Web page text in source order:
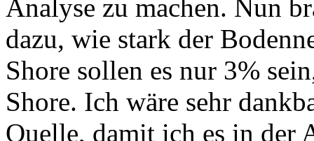
Analyse zu machen. Nun
dazu, wie stark der
Shore sollen es nur 3%
Shore. Ich wäre sehr
Quelle, damit ich es in der